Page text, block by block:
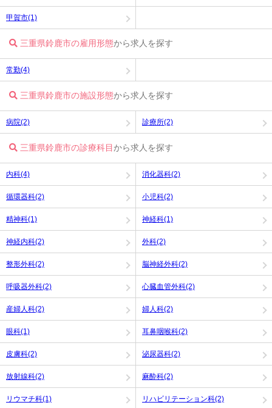
甲賀市(1)
三重県鈴鹿市の雇用形態から求人を探す
常勤(4)
三重県鈴鹿市の施設形態から求人を探す
病院(2) 診療所(2)
三重県鈴鹿市の診療科目から求人を探す
内科(4) 消化器科(2)
循環器科(2) 小児科(2)
精神科(1) 神経科(1)
神経内科(2) 外科(2)
整形外科(2) 脳神経外科(2)
呼吸器外科(2) 心臓血管外科(2)
産婦人科(2) 婦人科(2)
眼科(1) 耳鼻咽喉科(2)
皮膚科(2) 泌尿器科(2)
放射線科(2) 麻酔科(2)
リウマチ科(1) リハビリテーション科(2)